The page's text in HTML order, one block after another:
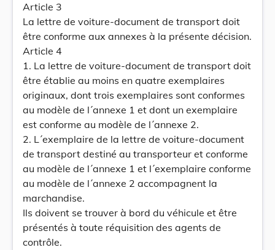
Article 3
La lettre de voiture-document de transport doit
être conforme aux annexes à la présente décision.
Article 4
1. La lettre de voiture-document de transport doit
être établie au moins en quatre exemplaires
originaux, dont trois exemplaires sont conformes
au modèle de l´annexe 1 et dont un exemplaire
est conforme au modèle de l´annexe 2.
2. L´exemplaire de la lettre de voiture-document
de transport destiné au transporteur et conforme
au modèle de l´annexe 1 et l´exemplaire conforme
au modèle de l´annexe 2 accompagnent la
marchandise.
Ils doivent se trouver à bord du véhicule et être
présentés à toute réquisition des agents de
contrôle.